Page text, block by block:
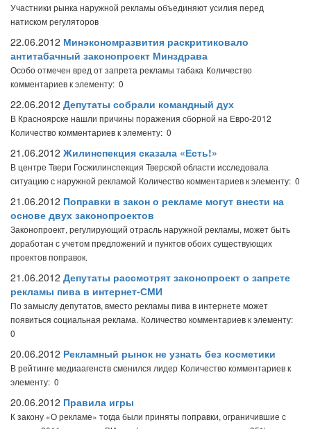
Участники рынка наружной рекламы объединяют усилия перед
натиском регуляторов
22.06.2012 Минэкономразвития раскритиковало
антитабачный законопроект Минздрава
Особо отмечен вред от запрета рекламы табака Количество
комментариев к элементу: 0
22.06.2012 Депутаты собрали командный дух
В Красноярске нашли причины поражения сборной на Евро-2012
Количество комментариев к элементу: 0
21.06.2012 Жилинспекция сказала «Есть!»
В центре Твери Госжилинспекция Тверской области исследовала
ситуацию с наружной рекламой Количество комментариев к элементу: 0
21.06.2012 Поправки в закон о рекламе могут внести на
основе двух законопроектов
Законопроект, регулирующий отрасль наружной рекламы, может быть
доработан с учетом предложений и пунктов обоих существующих
проектов поправок.
21.06.2012 Депутаты рассмотрят законопроект о запрете
рекламы пива в интернет-СМИ
По замыслу депутатов, вместо рекламы пива в интернете может
появиться социальная реклама. Количество комментариев к элементу:
0
20.06.2012 Рекламный рынок не узнать без косметики
В рейтинге медиаагенств сменился лидер Количество комментариев к
элементу: 0
20.06.2012 Правила игры
К закону «О рекламе» тогда были приняты поправки, ограничившие с